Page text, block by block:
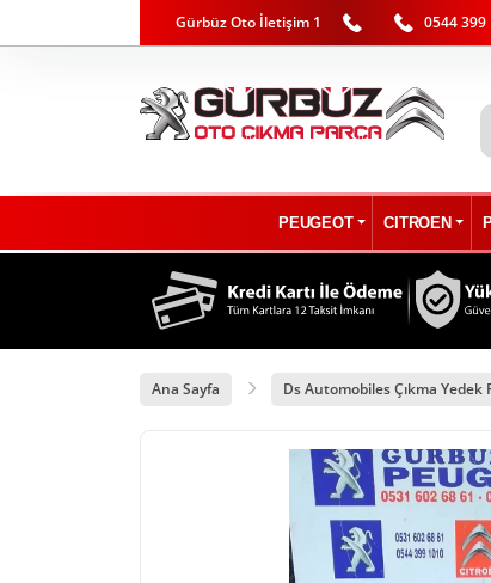
Gürbüz Oto İletişim 1 0544 399
PEUGEOT CITROEN
Ana Sayfa Ds Automobiles Çıkma Yedek